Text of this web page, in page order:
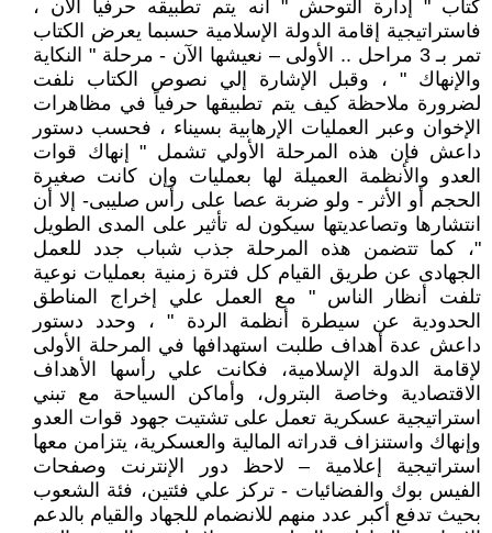
كتاب " إدارة التوحش " أنه يتم تطبيقه حرفياً الآن ،
فاستراتيجية إقامة الدولة الإسلامية حسبما يعرض الكتاب
تمر بـ 3 مراحل .. الأولى – نعيشها الآن - مرحلة " النكاية
والإنهاك " ، وقبل الإشارة إلي نصوص الكتاب نلفت
لضرورة ملاحظة كيف يتم تطبيقها حرفياً في مظاهرات
الإخوان وعبر العمليات الإرهابية بسيناء ، فحسب دستور
داعش فإن هذه المرحلة الأولي تشمل " إنهاك قوات
العدو والأنظمة العميلة لها بعمليات وإن كانت صغيرة
الحجم أو الأثر - ولو ضربة عصا على رأس صليبى- إلا أن
انتشارها وتصاعديتها سيكون له تأثير على المدى الطويل
"، كما تتضمن هذه المرحلة جذب شباب جدد للعمل
الجهادى عن طريق القيام كل فترة زمنية بعمليات نوعية
تلفت أنظار الناس " مع العمل علي إخراج المناطق
الحدودية عن سيطرة أنظمة الردة " ، وحدد دستور
داعش عدة أهداف طلبت استهدافها في المرحلة الأولى
لإقامة الدولة الإسلامية، فكانت علي رأسها الأهداف
الاقتصادية وخاصة البترول، وأماكن السياحة مع تبني
استراتيجية عسكرية تعمل على تشتيت جهود قوات العدو
وإنهاك واستنزاف قدراته المالية والعسكرية، يتزامن معها
استراتيجية إعلامية – لاحظ دور الإنترنت وصفحات
الفيس بوك والفضائيات - تركز علي فئتين، فئة الشعوب
بحيث تدفع أكبر عدد منهم للانضمام للجهاد والقيام بالدعم